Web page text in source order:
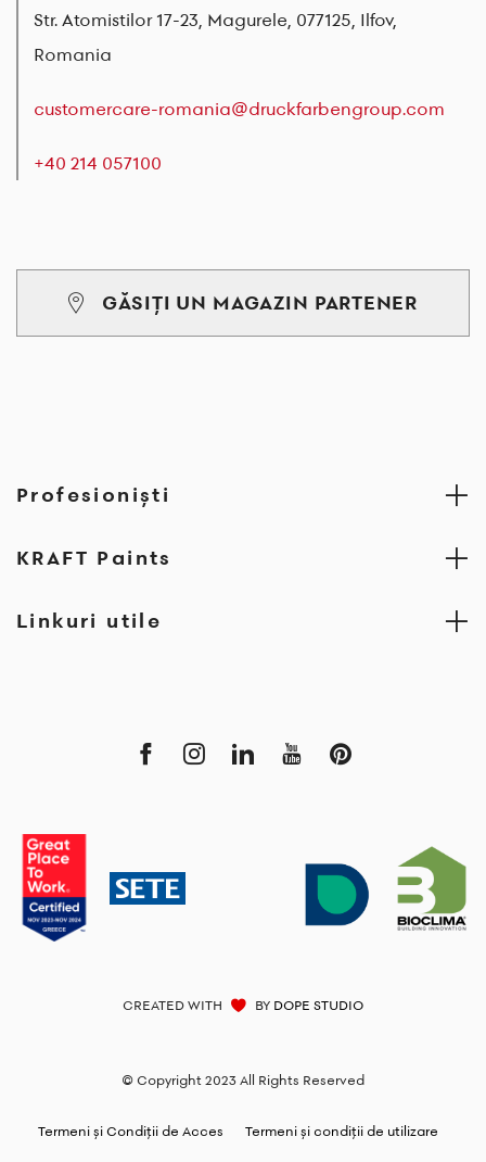
Str. Atomistilor 17-23, Magurele, 077125, Ilfov,
Romania
customercare-romania@druckfarbengroup.com
+40 214 057100
GĂSIȚI UN MAGAZIN PARTENER
Profesionişti
KRAFT Paints
Linkuri utile
CREATED WITH BY DOPE STUDIO
© Copyright 2023 All Rights Reserved
Termeni și Condiții de Acces Termeni și condiții de utilizare